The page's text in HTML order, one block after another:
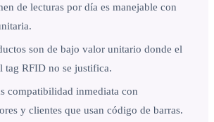
de lecturas por día es manejable con
son de bajo valor unitario donde el
tag RFID no se justifica.
compatibilidad inmediata con
y clientes que usan código de barras.